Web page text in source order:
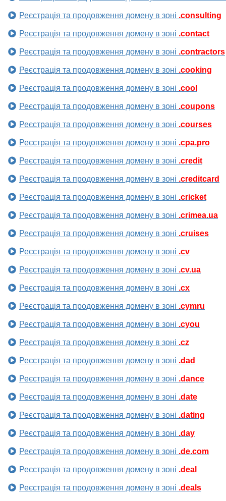
Реєстрація та продовження домену в зоні .consulting
Реєстрація та продовження домену в зоні .contact
Реєстрація та продовження домену в зоні .contractors
Реєстрація та продовження домену в зоні .cooking
Реєстрація та продовження домену в зоні .cool
Реєстрація та продовження домену в зоні .coupons
Реєстрація та продовження домену в зоні .courses
Реєстрація та продовження домену в зоні .cpa.pro
Реєстрація та продовження домену в зоні .credit
Реєстрація та продовження домену в зоні .creditcard
Реєстрація та продовження домену в зоні .cricket
Реєстрація та продовження домену в зоні .crimea.ua
Реєстрація та продовження домену в зоні .cruises
Реєстрація та продовження домену в зоні .cv
Реєстрація та продовження домену в зоні .cv.ua
Реєстрація та продовження домену в зоні .cx
Реєстрація та продовження домену в зоні .cymru
Реєстрація та продовження домену в зоні .cyou
Реєстрація та продовження домену в зоні .cz
Реєстрація та продовження домену в зоні .dad
Реєстрація та продовження домену в зоні .dance
Реєстрація та продовження домену в зоні .date
Реєстрація та продовження домену в зоні .dating
Реєстрація та продовження домену в зоні .day
Реєстрація та продовження домену в зоні .de.com
Реєстрація та продовження домену в зоні .deal
Реєстрація та продовження домену в зоні .deals